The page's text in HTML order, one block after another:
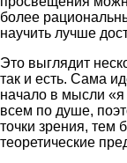
более
научить лучше
Это выглядит
так и есть. Сама
начало в мысли
всем по душе,
точки зрения, тем
теоретические